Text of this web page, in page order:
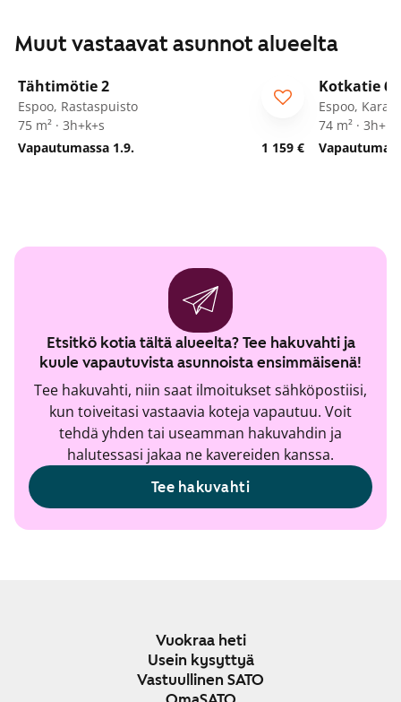
Muut vastaavat asunnot alueelta
Tähtimötie 2
Espoo, Rastaspuisto
75 m² · 3h+k+s
Vapautumassa 1.9.
1 159 €
Kotkatie 6
Espoo,
74 m² · 3h+k
Etsitkö kotia tältä alueelta? Tee hakuvahti ja
kuule vapautuvista asunnoista ensimmäisenä!
Tee hakuvahti, niin saat ilmoitukset sähköpostiisi,
kun toiveitasi vastaavia koteja vapautuu. Voit
tehdä yhden tai useamman hakuvahdin ja
halutessasi jakaa ne kavereiden kanssa.
Tee hakuvahti
Vuokraa heti
Usein kysyttyä
Vastuullinen SATO